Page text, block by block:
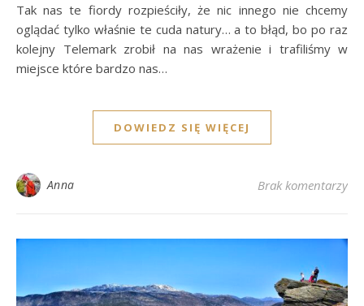
Tak nas te fiordy rozpieściły, że nic innego nie chcemy
oglądać tylko właśnie te cuda natury… a to błąd, bo po raz
kolejny Telemark zrobił na nas wrażenie i trafiliśmy w
miejsce które bardzo nas…
DOWIEDZ SIĘ WIĘCEJ
Anna Brak komentarzy